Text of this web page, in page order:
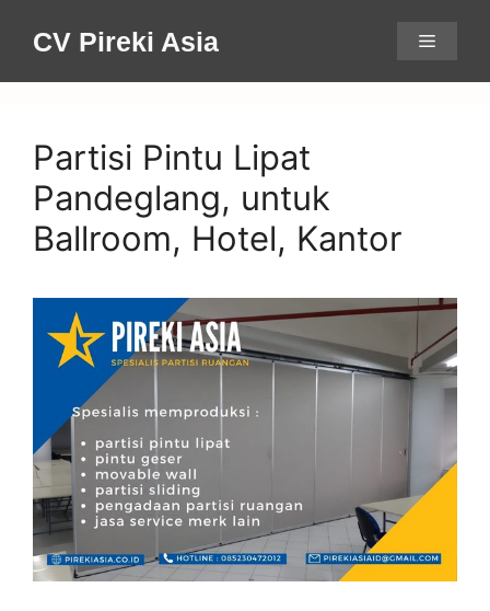
CV Pireki Asia Menu
Partisi Pintu Lipat
Pandeglang, untuk
Ballroom, Hotel, Kantor